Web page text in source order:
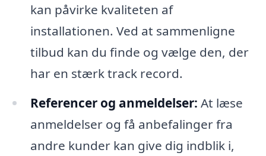
kan påvirke kvaliteten af
installationen. Ved at sammenligne
tilbud kan du finde og vælge den, der
har en stærk track record.
Referencer og anmeldelser: At læse
anmeldelser og få anbefalinger fra
andre kunder kan give dig indblik i,